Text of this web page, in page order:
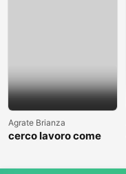
Agrate Brianza
cerco lavoro come